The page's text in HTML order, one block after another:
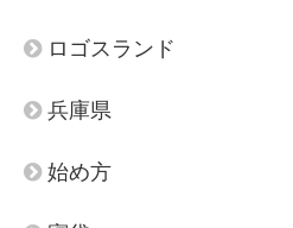
ロゴスランド
兵庫県
始め方